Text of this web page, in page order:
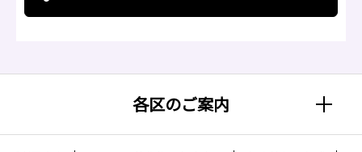
各区のご案内